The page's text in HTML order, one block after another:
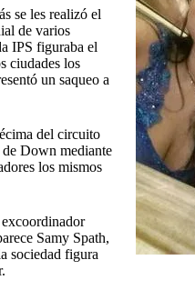
se les realizó el
de varios
IPS figuraba el
ciudades los
un saqueo a
del circuito
de Down mediante
los mismos
Samy Spath,
sociedad figura